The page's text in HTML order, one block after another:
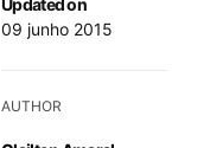
Updated on
09 junho 2015
AUTHOR